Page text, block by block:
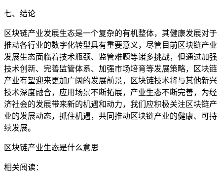
七、结论
区块链产业发展生态是一个复杂的有机整体，其健康发展对于
推动各行业的数字化转型具有重要意义，尽管目前区块链产业
发展生态面临着技术瓶颈、监管难题等诸多挑战，但通过加强
技术创新、完善监管体系、加强市场培育等发展策略，区块链
产业有望迎来更加广阔的发展前景，区块链技术将与其他新兴
技术深度融合，应用场景不断拓展，产业生态不断完善，为经
济社会的发展带来新的机遇和动力，我们应积极关注区块链产
业的发展动态，抓住机遇，共同推动区块链产业的健康、可持
续发展。
区块链产业生态是什么意思
相关阅读：